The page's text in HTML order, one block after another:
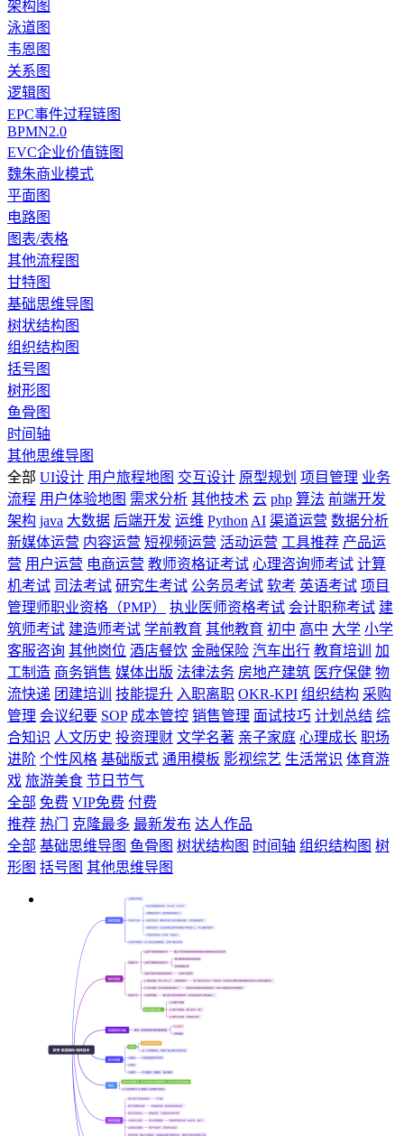
架构图
泳道图
韦恩图
关系图
逻辑图
EPC事件过程链图
BPMN2.0
EVC企业价值链图
魏朱商业模式
平面图
电路图
图表/表格
其他流程图
甘特图
基础思维导图
树状结构图
组织结构图
括号图
树形图
鱼骨图
时间轴
其他思维导图
全部 UI设计 用户旅程地图 交互设计 原型规划 项目管理 业务
流程 用户体验地图 需求分析 其他技术 云 php 算法 前端开发
架构 java 大数据 后端开发 运维 Python AI 渠道运营 数据分析
新媒体运营 内容运营 短视频运营 活动运营 工具推荐 产品运
营 用户运营 电商运营 教师资格证考试 心理咨询师考试 计算
机考试 司法考试 研究生考试 公务员考试 软考 英语考试 项目
管理师职业资格（PMP）
执业医师资格考试 会计职称考试 建
筑师考试 建造师考试 学前教育 其他教育 初中 高中 大学 小学
客服咨询 其他岗位 酒店餐饮 金融保险 汽车出行 教育培训
加
工制造 商务销售 媒体出版 法律法务 房地产建筑 医疗保健 物
流快递 团建培训 技能提升 入职离职 OKR-KPI 组织结构 采购
管理 会议纪要 SOP 成本管控 销售管理 面试技巧 计划总结 综
合知识 人文历史 投资理财 文学名著 亲子家庭 心理成长 职场
进阶 个性风格 基础版式 通用模板 影视综艺 生活常识 体育游
戏 旅游美食 节日节气
全部 免费 VIP免费 付费
推荐 热门 克隆最多 最新发布 达人作品
全部 基础思维导图 鱼骨图 树状结构图 时间轴 组织结构图 树
形图 括号图 其他思维导图